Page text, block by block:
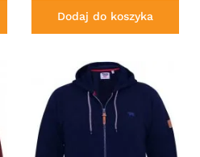
Dodaj do koszyka